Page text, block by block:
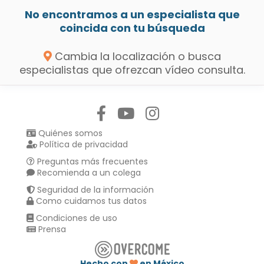
No encontramos a un especialista que
coincida con tu búsqueda
Cambia la localización o busca
especialistas que ofrezcan vídeo consulta.
Quiénes somos
Política de privacidad
Preguntas más frecuentes
Recomienda a un colega
Seguridad de la información
Como cuidamos tus datos
Condiciones de uso
Prensa